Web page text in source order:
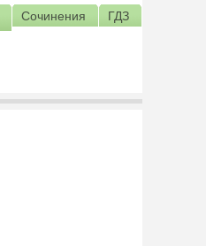
Сочинения ГДЗ